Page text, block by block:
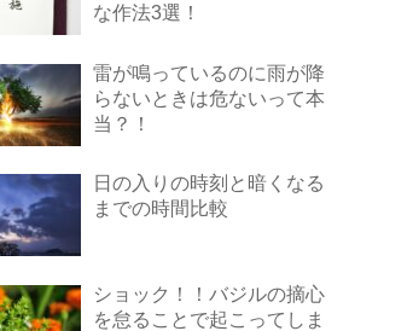
な作法3選！
雷が鳴っているのに雨が降
らないときは危ないって本
当？！
日の入りの時刻と暗くなる
までの時間比較
ショック！！バジルの摘心
を怠ることで起こってしま